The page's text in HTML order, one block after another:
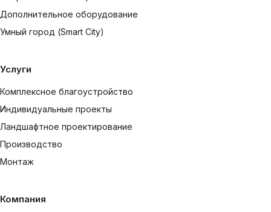
Дополнительное оборудование
Умный город (Smart City)
Услуги
Комплексное благоустройство
Индивидуальные проекты
Ландшафтное проектирование
Производство
Монтаж
Компания